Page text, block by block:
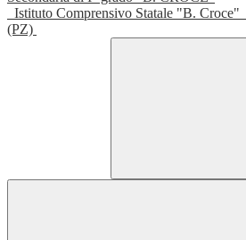
Istituto Comprensivo Statale "B. Croce"
(PZ)